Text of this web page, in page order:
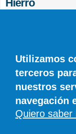
Hierro
© SIROCO
Utilizamos
terceros
nuestros
navegación
Quiero saber